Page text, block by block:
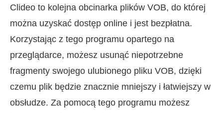
Clideo to kolejna obcinarka plików VOB, do której
można uzyskać dostęp online i jest bezpłatna.
Korzystając z tego programu opartego na
przeglądarce, możesz usunąć niepotrzebne
fragmenty swojego ulubionego pliku VOB, dzięki
czemu plik będzie znacznie mniejszy i łatwiejszy w
obsłudze. Za pomocą tego programu możesz